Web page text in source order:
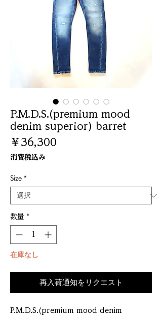
P.M.D.S.(premium mood
denim superior) barret
￥36,300
消費税込み
Size *
数量 *
在庫なし
再入荷通知をリクエスト
P.M.D.S.(premium mood denim